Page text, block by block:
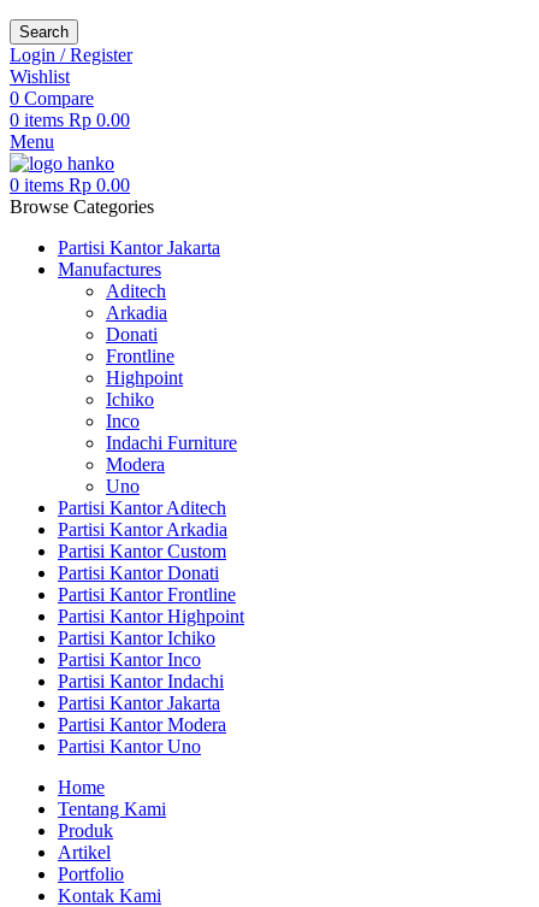
Search
Login / Register
Wishlist
0 Compare
0 items Rp 0.00
Menu
0 items Rp 0.00
Browse Categories
Partisi Kantor Jakarta
Manufactures
Aditech
Arkadia
Donati
Frontline
Highpoint
Ichiko
Inco
Indachi Furniture
Modera
Uno
Partisi Kantor Aditech
Partisi Kantor Arkadia
Partisi Kantor Custom
Partisi Kantor Donati
Partisi Kantor Frontline
Partisi Kantor Highpoint
Partisi Kantor Ichiko
Partisi Kantor Inco
Partisi Kantor Indachi
Partisi Kantor Jakarta
Partisi Kantor Modera
Partisi Kantor Uno
Home
Tentang Kami
Produk
Artikel
Portfolio
Kontak Kami